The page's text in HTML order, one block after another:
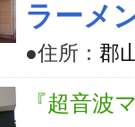
ラーメ
●住所： 郡
『超音波